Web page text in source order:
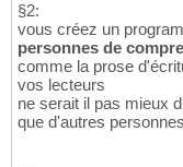
§2:
vous créez un
personnes de
comme la prose
vos lecteurs
ne serait il pas mieux
que d'autres